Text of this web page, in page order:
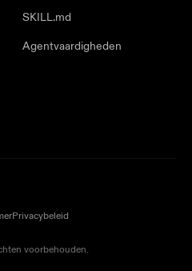
SKILL.md
Agentvaardigheden
Privacybeleid
voorbehouden.